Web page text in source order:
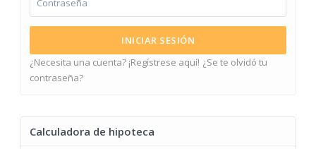
INICIAR SESIÓN
¿Necesita una cuenta? ¡Regístrese aquí! ¿Se te olvidó tu
contraseña?
Calculadora de hipoteca